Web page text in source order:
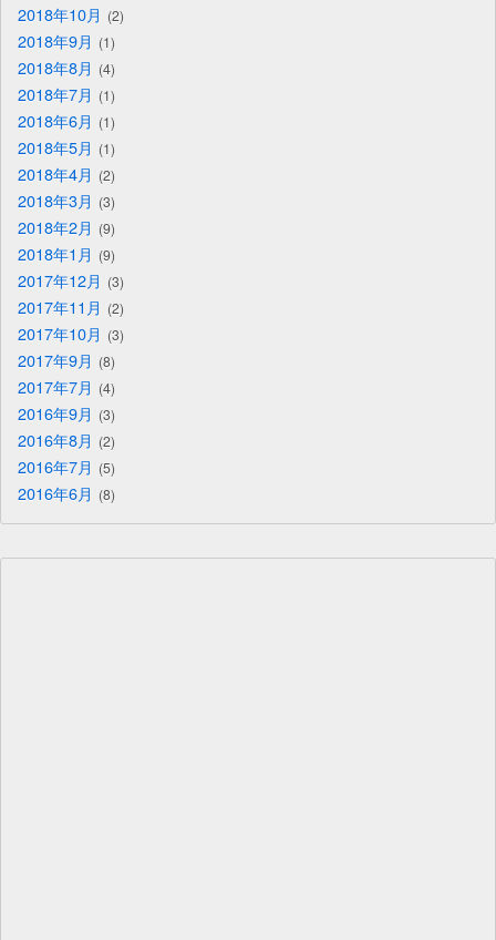
2018年10月 2
2018年9月 1
2018年8月 4
2018年7月 1
2018年6月 1
2018年5月 1
2018年4月 2
2018年3月 3
2018年2月 9
2018年1月 9
2017年12月 3
2017年11月 2
2017年10月 3
2017年9月 8
2017年7月 4
2016年9月 3
2016年8月 2
2016年7月 5
2016年6月 8